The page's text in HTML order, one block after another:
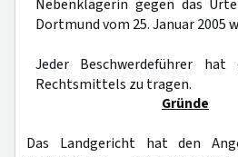
Nebenklägerin gegen das
Dortmund vom 25. Januar 2005
Jeder Beschwerdeführer
Rechtsmittels zu tragen.
Gründe
Das Landgericht hat den